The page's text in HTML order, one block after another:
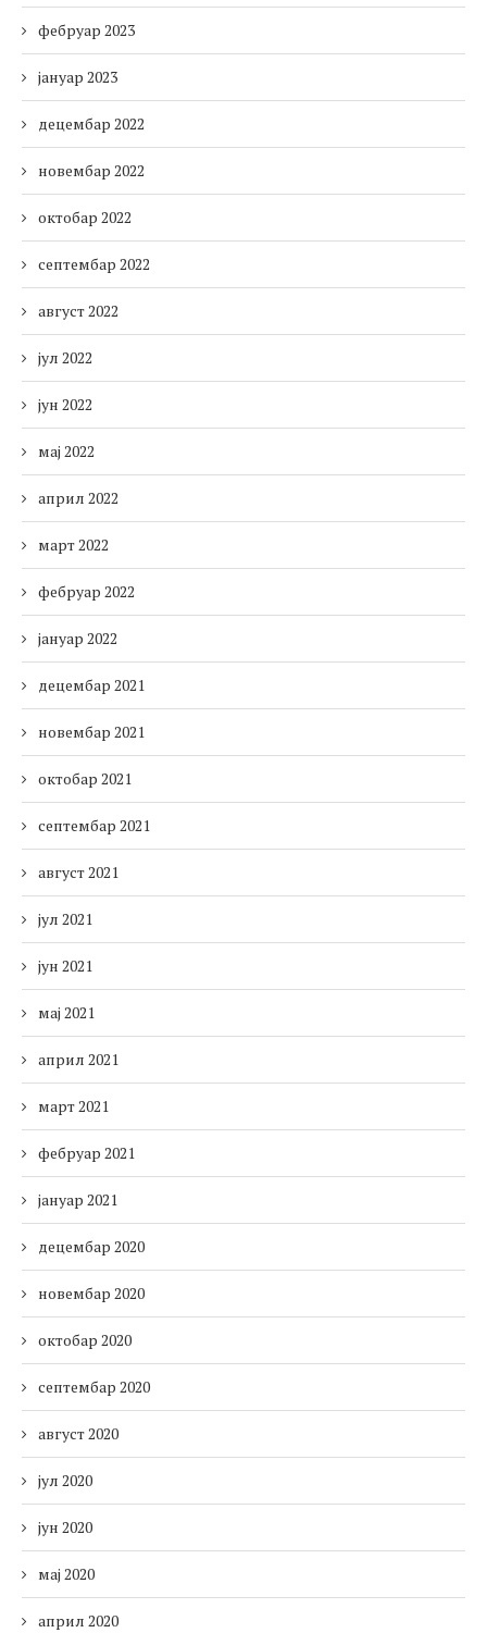
фебруар 2023
јануар 2023
децембар 2022
новембар 2022
октобар 2022
септембар 2022
август 2022
јул 2022
јун 2022
мај 2022
април 2022
март 2022
фебруар 2022
јануар 2022
децембар 2021
новембар 2021
октобар 2021
септембар 2021
август 2021
јул 2021
јун 2021
мај 2021
април 2021
март 2021
фебруар 2021
јануар 2021
децембар 2020
новембар 2020
октобар 2020
септембар 2020
август 2020
јул 2020
јун 2020
мај 2020
април 2020